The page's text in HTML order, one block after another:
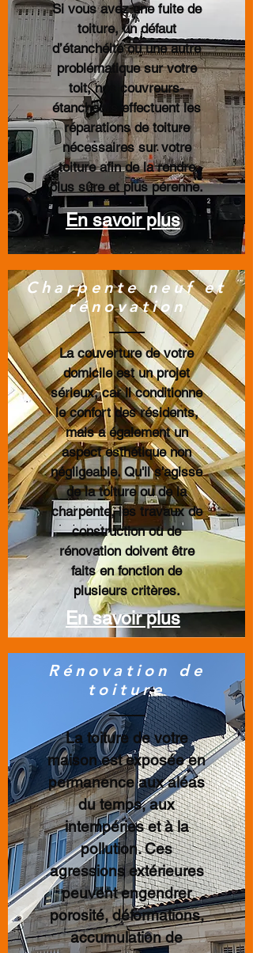
Si vous avez une fuite de
toiture, un défaut
d’étanchéité ou une autre
problématique sur votre
toit, nos couvreurs-
étancheurs effectuent les
réparations de toiture
nécessaires sur votre
toiture afin de la rendre
plus sûre et plus pérenne.
En savoir plus
Charpente neuf et
rénovation
La couverture de votre
domicile est un projet
sérieux, car il conditionne
le confort des résidents,
mais a également un
aspect esthétique non
négligeable. Qu'il s'agisse
de la toiture ou de la
charpente, les travaux de
construction ou de
rénovation doivent être
faits en fonction de
plusieurs critères.
En savoir plus
Rénovation de
toiture
La toiture de votre
maison est exposée en
permanence aux aléas
du temps, aux
intempéries et à la
pollution. Ces
agressions extérieures
peuvent engendrer
porosité, déformations,
accumulation de